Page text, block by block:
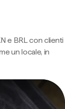
e BRL con clienti
un locale, in